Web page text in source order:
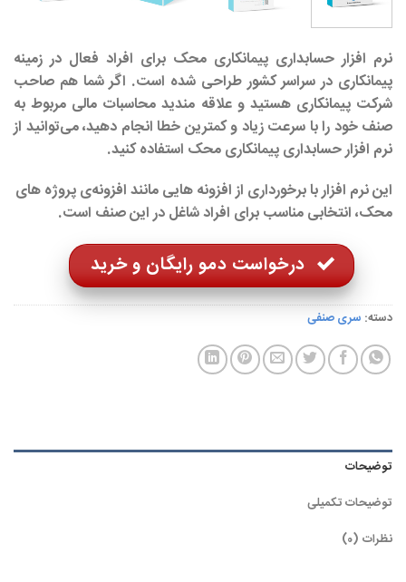
نرم افزار حسابداری پیمانکاری محک برای افراد فعال در زمینه
پیمانکاری در سراسر کشور طراحی شده است. اگر شما هم صاحب
شرکت پیمانکاری هستید و علاقه مندید محاسبات مالی مربوط به
صنف خود را با سرعت زیاد و کمترین خطا انجام دهید، می‌توانید از
نرم افزار حسابداری پیمانکاری محک استفاده کنید.
این نرم افزار با برخورداری از افزونه هایی مانند افزونه‌ی پروژه های
محک، انتخابی مناسب برای افراد شاغل در این صنف است.
درخواست دمو رایگان و خرید
دسته: سری صنفی
توضیحات
توضیحات تکمیلی
نظرات (0)